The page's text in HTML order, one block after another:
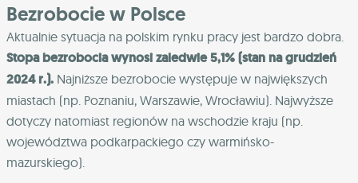
Bezrobocie w Polsce
Aktualnie sytuacja na polskim rynku pracy jest bardzo dobra.
Stopa bezrobocia wynosi zaledwie 5,1% (stan na grudzień
2024 r.). Najniższe bezrobocie występuje w największych
miastach (np. Poznaniu, Warszawie, Wrocławiu). Najwyższe
dotyczy natomiast regionów na wschodzie kraju (np.
województwa podkarpackiego czy warmińsko-
mazurskiego).